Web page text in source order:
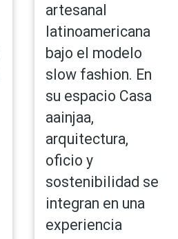
artesanal
latinoamericana
bajo el modelo
slow fashion. En
su espacio Casa
aainjaa,
arquitectura,
oficio y
sostenibilidad se
integran en una
experiencia